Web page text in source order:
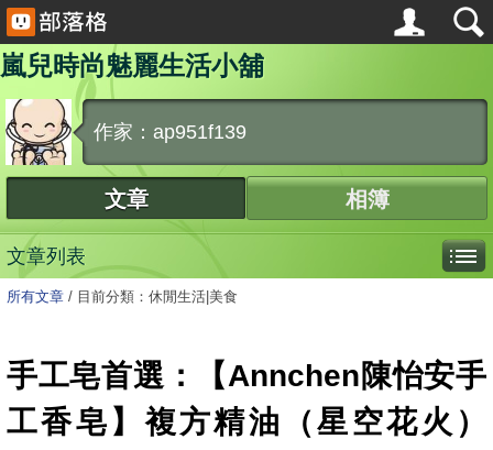
嵐兒時尚魅麗生活小舖
作家：ap951f139
文章 相簿
文章列表
所有文章 / 目前分類：休閒生活|美食
手工皂首選：【Annchen陳怡安手
工香皂】複方精油（星空花火）